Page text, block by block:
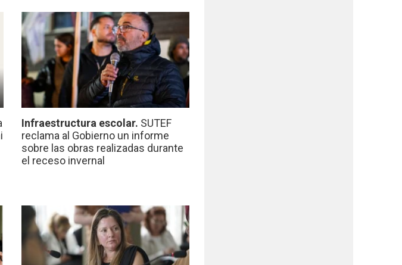
Infraestructura escolar. SUTEF
reclama al Gobierno un informe
sobre las obras realizadas durante
el receso invernal